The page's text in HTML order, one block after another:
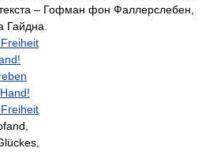
– Гофман фон Фаллерслебен,